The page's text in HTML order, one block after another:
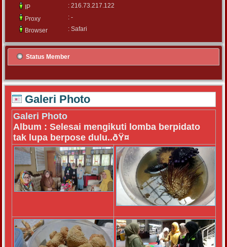
IP
: 216.73.217.122
Proxy
: -
Browser
: Safari
Status Member
Galeri Photo
Galeri Photo
Album :Selesai mengikuti lomba berpidato
tak lupa berpose dulu..ðŸ¤­